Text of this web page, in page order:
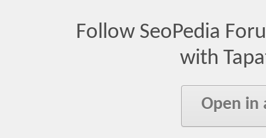
Follow SeoPedia
with
Open in